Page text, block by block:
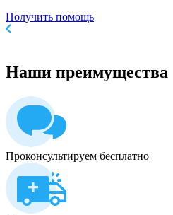
Получить помощь
Наши преимущества
Проконсультируем бесплатно